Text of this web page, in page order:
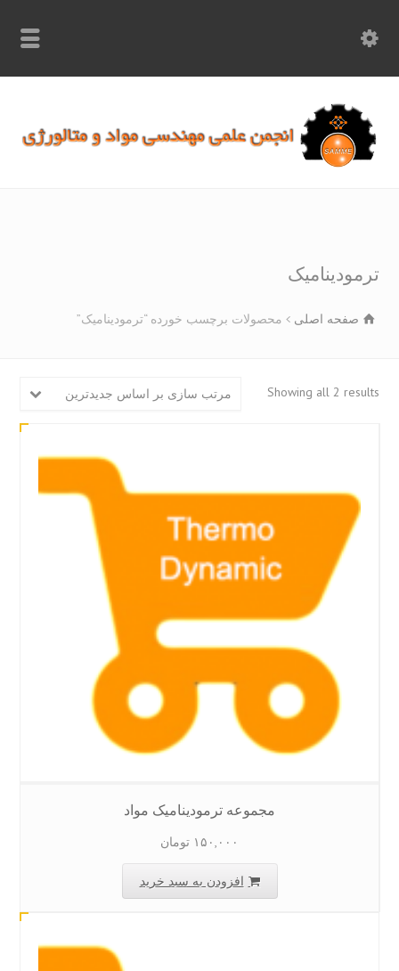
صفحه اصلی محصولات برچسب خورده “ترمودینامیک”
Showing all 2
Sorted مرتب سازی بر اساس جدیدترین
مجموعه ترمودینامیک مواد
۱۵۰,۰۰۰ تومان
افزودن به سبد خرید